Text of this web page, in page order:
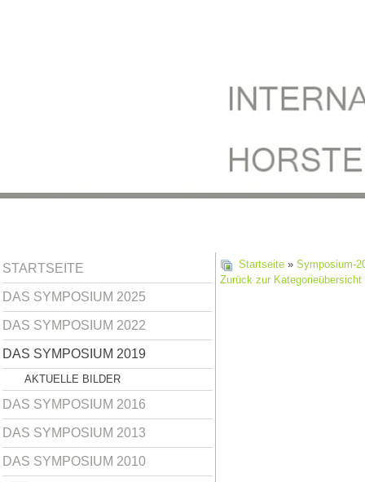
STARTSEITE
DAS SYMPOSIUM 2025
DAS SYMPOSIUM 2022
DAS SYMPOSIUM 2019
AKTUELLE BILDER
DAS SYMPOSIUM 2016
DAS SYMPOSIUM 2013
DAS SYMPOSIUM 2010
Startseite » Symposium-
Zurück zur Kategorieübersicht